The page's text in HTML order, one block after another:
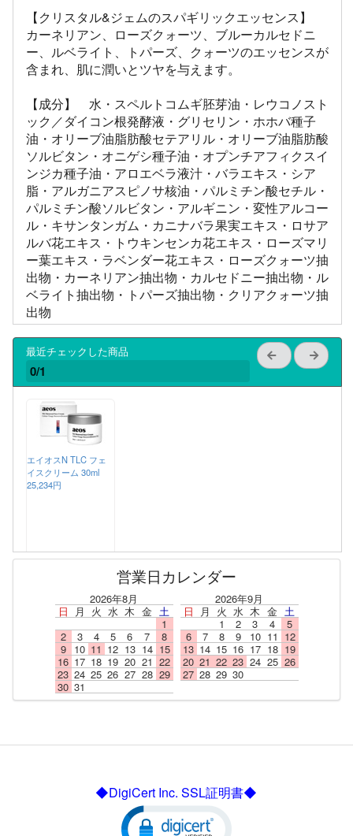
【クリスタル&ジェムのスパギリックエッセンス】
カーネリアン、ローズクォーツ、ブルーカルセドニ
ー、ルベライト、トパーズ、クォーツのエッセンスが
含まれ、肌に潤いとツヤを与えます。
【成分】 水・スペルトコムギ胚芽油・レウコノスト
ック／ダイコン根発酵液・グリセリン・ホホバ種子
油・オリーブ油脂肪酸セテアリル・オリーブ油脂肪酸
ソルビタン・オニゲシ種子油・オプンチアフィクスイ
ンジカ種子油・アロエベラ液汁・バラエキス・シア
脂・アルガニアスピノサ核油・パルミチン酸セチル・
パルミチン酸ソルビタン・アルギニン・変性アルコー
ル・キサンタンガム・カニナバラ果実エキス・ロサア
ルバ花エキス・トウキンセンカ花エキス・ローズマリ
ー葉エキス・ラベンダー花エキス・ローズクォーツ抽
出物・カーネリアン抽出物・カルセドニー抽出物・ル
ベライト抽出物・トパーズ抽出物・クリアクォーツ抽
出物
最近チェックした商品
0/1
エイオスN TLC フェ
イスクリーム 30ml
25,234円
営業日カレンダー
2026年8月
日
月 火 水 木 金 土
1
2
3 4 5 6 7
8
9
10 11 12 13 14 15
16 17 18 19 20 21 22
23 24 25 26 27 28 29
30 31
2026年9月
日
月 火 水 木 金 土
1
2 3 4
5
6
7 8 9 10 11 12
13 14 15 16 17 18 19
20 21 22 23 24 25 26
27 28 29 30
◆DigiCert Inc. SSL証明書◆